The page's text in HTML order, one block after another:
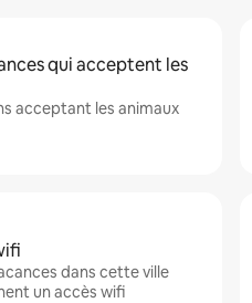
qui acceptent les
acceptant les animaux
dans cette ville
un accès wifi